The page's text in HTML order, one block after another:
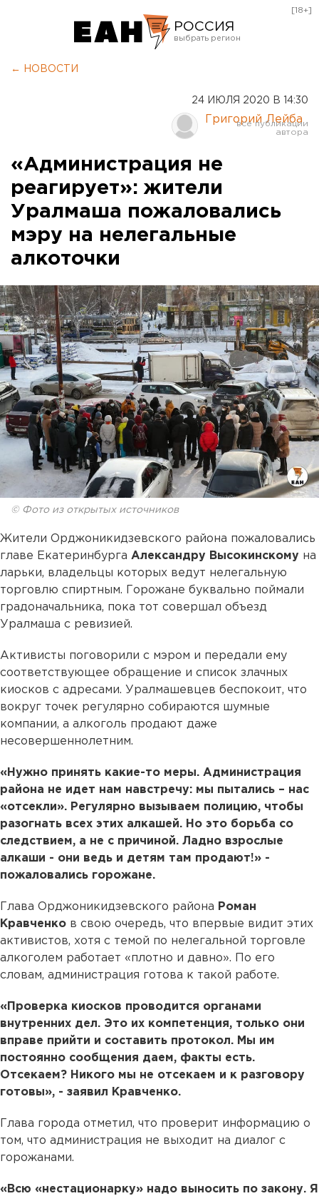
РОССИЯ
Курган
Оренбург
[18+]
← НОВОСТИ
24 ИЮЛЯ 2020 В 14:30
Григорий Лейба
«Администрация не
реагирует»: жители
Уралмаша пожаловались
мэру на нелегальные
алкоточки
© Фото из открытых источников
Жители Орджоникидзевского района пожаловались
главе Екатеринбурга Александру Высокинскому на
ларьки, владельцы которых ведут нелегальную
торговлю спиртным. Горожане буквально поймали
градоначальника, пока тот совершал объезд
Уралмаша с ревизией.
Активисты поговорили с мэром и передали ему
соответствующее обращение и список злачных
киосков с адресами. Уралмашевцев беспокоит, что
вокруг точек регулярно собираются шумные
компании, а алкоголь продают даже
несовершеннолетним.
«Нужно принять какие-то меры. Администрация
района не идет нам навстречу: мы пытались – нас
«отсекли». Регулярно вызываем полицию, чтобы
разогнать всех этих алкашей. Но это борьба со
следствием, а не с причиной. Ладно взрослые
алкаши - они ведь и детям там продают!» -
пожаловались горожане.
Глава Орджоникидзевского района Роман
Кравченко в свою очередь, что впервые видит этих
активистов, хотя с темой по нелегальной торговле
алкоголем работает «плотно и давно». По его
словам, администрация готова к такой работе.
«Проверка киосков проводится органами
внутренних дел. Это их компетенция, только они
вправе прийти и составить протокол. Мы им
постоянно сообщения даем, факты есть.
Отсекаем? Никого мы не отсекаем и к разговору
готовы», - заявил Кравченко.
Глава города отметил, что проверит информацию о
том, что администрация не выходит на диалог с
горожанами.
«Всю «нестационарку» надо выносить по закону. Я